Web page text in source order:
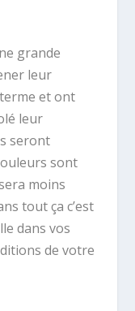
grande
leur
et ont
leur
seront
sont
moins
tout ça c’est
dans vos
de votre